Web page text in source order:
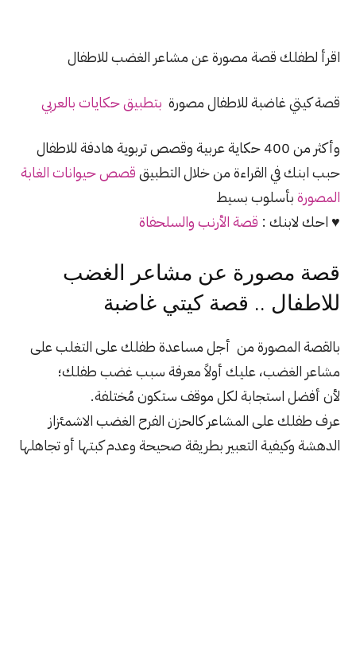
اقرأ لطفلك قصة مصورة عن مشاعر الغضب للاطفال
قصة كيتي غاضبة للاطفال مصورة بتطبيق حكايات بالعربي
وأكثر من 400 حكاية عربية وقصص تربوية هادفة للاطفال
حبب ابنك في القراءة من خلال التطبيققصص حيوانات الغابة
المصورةبأسلوب بسيط
♥ احك لابنك : قصة الأرنب والسلحفاة
قصة مصورة عن مشاعر الغضب
للاطفال .. قصة كيتي غاضبة
بالقصة المصورة من أجل مساعدة طفلك على التغلب على
مشاعر الغضب، عليك أولاً معرفة سبب غضب طفلك؛
لأن أفضل استجابة لكل موقف ستكون مُختلفة.
عرف طفلك على المشاعر كالحزن الفرح الغضب الاشمئزاز
الدهشة وكيفية التعبير بطريقة صحيحة وعدم كبتها أو تجاهلها